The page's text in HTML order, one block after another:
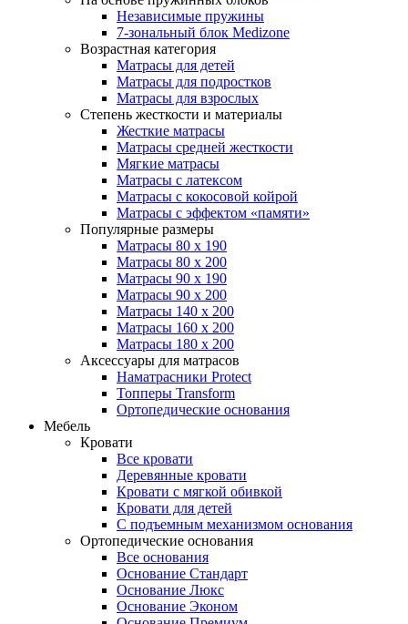
Независимые пружины
7-зональный блок Medizone
Возрастная категория
Матрасы для детей
Матрасы для подростков
Матрасы для взрослых
Степень жесткости и материалы
Жесткие матрасы
Матрасы средней жесткости
Мягкие матрасы
Матрасы с латексом
Матрасы с кокосовой койрой
Матрасы с эффектом «памяти»
Популярные размеры
Матрасы 80 x 190
Матрасы 80 x 200
Матрасы 90 x 190
Матрасы 90 x 200
Матрасы 140 x 200
Матрасы 160 x 200
Матрасы 180 x 200
Аксессуары для матрасов
Наматрасники Protect
Топперы Transform
Ортопедические основания
Мебель
Кровати
Все кровати
Деревянные кровати
Кровати с мягкой обивкой
Кровати для детей
С подъемным механизмом основания
Ортопедические основания
Все основания
Основание Стандарт
Основание Люкс
Основание Эконом